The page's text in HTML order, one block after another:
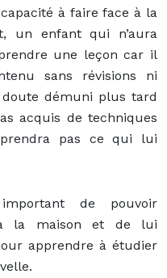
à faire face à la
un enfant qui n’aura
une leçon car il
sans révisions ni
démuni plus tard
acquis de techniques
pas ce qui lui
de pouvoir
à la maison et de lui
apprendre à étudier